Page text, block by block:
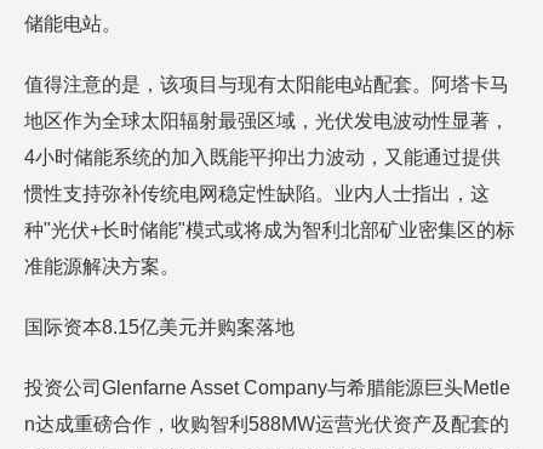
储能电站。
值得注意的是，该项目与现有太阳能电站配套。阿塔卡马
地区作为全球太阳辐射最强区域，光伏发电波动性显著，
4小时储能系统的加入既能平抑出力波动，又能通过提供
惯性支持弥补传统电网稳定性缺陷。业内人士指出，这
种"光伏+长时储能"模式或将成为智利北部矿业密集区的标
准能源解决方案。
国际资本8.15亿美元并购案落地
投资公司Glenfarne Asset Company与希腊能源巨头Metle
n达成重磅合作，收购智利588MW运营光伏资产及配套的